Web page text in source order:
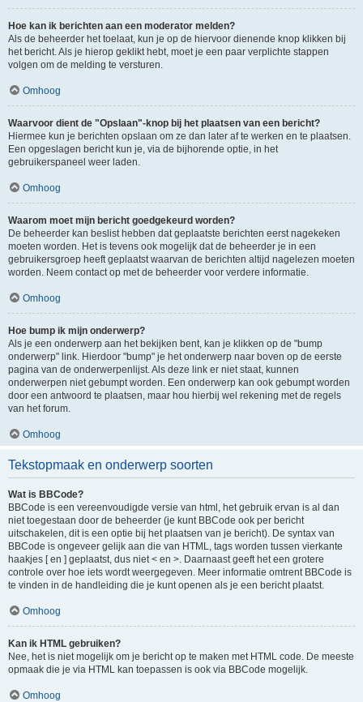
Hoe kan ik berichten aan een moderator melden?
Als de beheerder het toelaat, kun je op de hiervoor dienende knop klikken bij
het bericht. Als je hierop geklikt hebt, moet je een paar verplichte stappen
volgen om de melding te versturen.
Omhoog
Waarvoor dient de "Opslaan"-knop bij het plaatsen van een bericht?
Hiermee kun je berichten opslaan om ze dan later af te werken en te plaatsen.
Een opgeslagen bericht kun je, via de bijhorende optie, in het
gebruikerspaneel weer laden.
Omhoog
Waarom moet mijn bericht goedgekeurd worden?
De beheerder kan beslist hebben dat geplaatste berichten eerst nagekeken
moeten worden. Het is tevens ook mogelijk dat de beheerder je in een
gebruikersgroep heeft geplaatst waarvan de berichten altijd nagelezen moeten
worden. Neem contact op met de beheerder voor verdere informatie.
Omhoog
Hoe bump ik mijn onderwerp?
Als je een onderwerp aan het bekijken bent, kan je klikken op de "bump
onderwerp" link. Hierdoor "bump" je het onderwerp naar boven op de eerste
pagina van de onderwerpenlijst. Als deze link er niet staat, kunnen
onderwerpen niet gebumpt worden. Een onderwerp kan ook gebumpt worden
door een antwoord te plaatsen, maar hou hierbij wel rekening met de regels
van het forum.
Omhoog
Tekstopmaak en onderwerp soorten
Wat is BBCode?
BBCode is een vereenvoudigde versie van html, het gebruik ervan is al dan
niet toegestaan door de beheerder (je kunt BBCode ook per bericht
uitschakelen, dit is een optie bij het plaatsen van je bericht). De syntax van
BBCode is ongeveer gelijk aan die van HTML, tags worden tussen vierkante
haakjes [ en ] geplaatst, dus niet < en >. Daarnaast geeft het een grotere
controle over hoe iets wordt weergegeven. Meer informatie omtrent BBCode is
te vinden in de handleiding die je kunt openen als je een bericht plaatst.
Omhoog
Kan ik HTML gebruiken?
Nee, het is niet mogelijk om je bericht op te maken met HTML code. De meeste
opmaak die je via HTML kan toepassen is ook via BBCode mogelijk.
Omhoog